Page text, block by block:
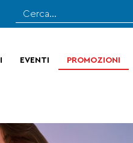
EVENTI PROMOZIONI